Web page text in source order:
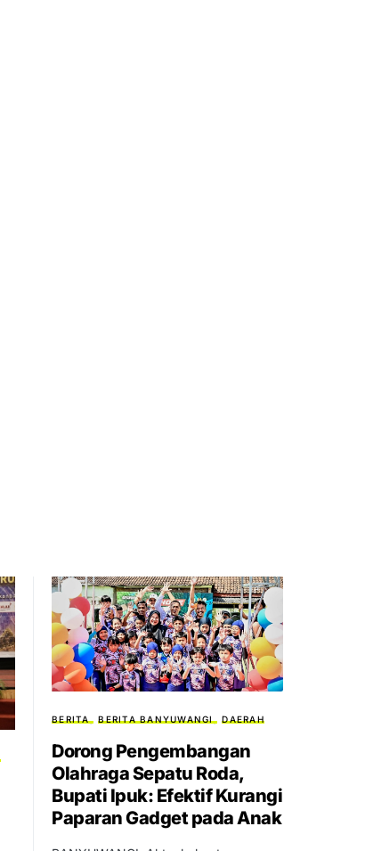
BERITA BERITA BANYUWANGI DAERAH
Dorong Pengembangan
Olahraga Sepatu Roda,
Bupati Ipuk: Efektif Kurangi
Paparan Gadget pada Anak